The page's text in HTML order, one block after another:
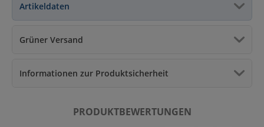
Artikeldaten
Grüner Versand
Informationen zur Produktsicherheit
PRODUKTBEWERTUNGEN